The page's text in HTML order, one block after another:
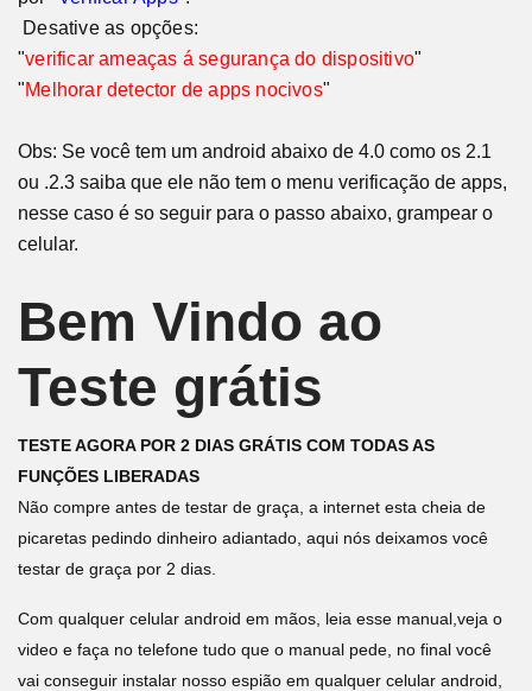
Desative as opções:
"verificar ameaças á segurança do dispositivo"
"Melhorar detector de apps nocivos"
Obs: Se você tem um android abaixo de 4.0 como os 2.1
ou .2.3 saiba que ele não tem o menu verificação de apps,
nesse caso é so seguir para o passo abaixo, grampear o
celular.
Bem Vindo ao
Teste grátis
TESTE AGORA POR 2 DIAS GRÁTIS COM TODAS AS
FUNÇÕES LIBERADAS
Não compre antes de testar de graça, a internet esta cheia de
picaretas pedindo dinheiro adiantado, aqui nós deixamos você
testar de graça por 2 dias.
Com qualquer celular android em mãos, leia esse manual,veja o
video e faça no telefone tudo que o manual pede, no final você
vai conseguir instalar nosso espião em qualquer celular android,